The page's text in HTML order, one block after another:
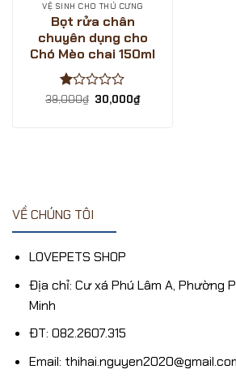
VỆ SINH CHO THÚ CƯNG
Bọt rửa chân
chuyên dụng cho
Chó Mèo chai 150ml
Được
39,000₫ Giá
gốc
30,000₫Giá
VỀ CHÚNG TÔI
LOVEPETS SHOP
Địa chỉ: Cư xá Phú Lâm A, Phường
Minh
ĐT: 082.2607.315
Email: